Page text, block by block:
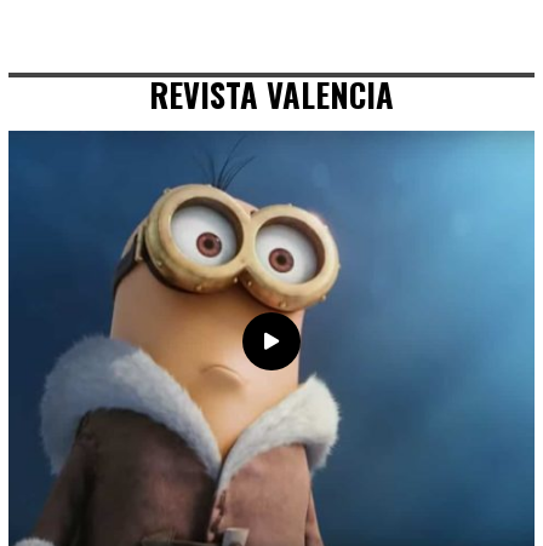
REVISTA VALENCIA